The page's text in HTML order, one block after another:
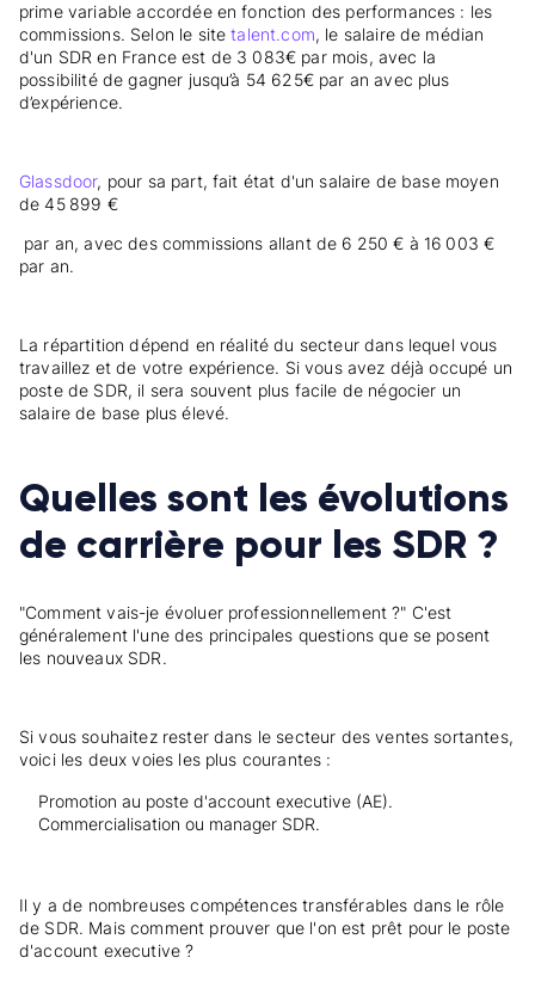
prime variable accordée en fonction des performances : les
commissions. Selon le sitetalent.com, le salaire de médian
d'un SDR en France est de 3 083€ par mois, avec la
possibilité de gagner jusqu’à 54 625€ par an avec plus
d’expérience.
Glassdoor, pour sa part, fait état d'un salaire de base moyen
de 45 899 €
par an, avec des commissions allant de 6 250 € à 16 003 €
par an.
La répartition dépend en réalité du secteur dans lequel vous
travaillez et de votre expérience. Si vous avez déjà occupé un
poste de SDR, il sera souvent plus facile de négocier un
salaire de base plus élevé.
Quelles sont les évolutions
de carrière pour les SDR ?
"Comment vais-je évoluer professionnellement ?" C'est
généralement l'une des principales questions que se posent
les nouveaux SDR.
Si vous souhaitez rester dans le secteur des ventes sortantes,
voici les deux voies les plus courantes :
Promotion au poste d'account executive (AE).
Commercialisation ou manager SDR.
Il y a de nombreuses compétences transférables dans le rôle
de SDR. Mais comment prouver que l'on est prêt pour le poste
d'account executive ?